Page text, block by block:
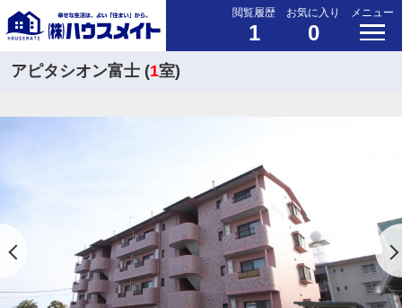
閲覧履歴
1
お気に入り
0
メニュー
アピタシオン富士 (1室)